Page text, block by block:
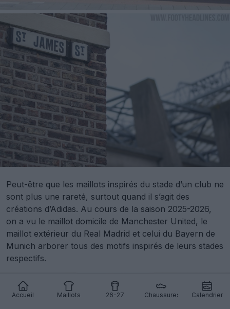
Accueil Maillots 26-27 Chaussures Calendrier
Peut-être que les maillots inspirés du stade d’un club ne
sont plus une rareté, surtout quand il s’agit des
créations d’Adidas. Au cours de la saison 2025-2026,
on a vu le maillot domicile de Manchester United, le
maillot extérieur du Real Madrid et celui du Bayern de
Munich arborer tous des motifs inspirés de leurs stades
respectifs.